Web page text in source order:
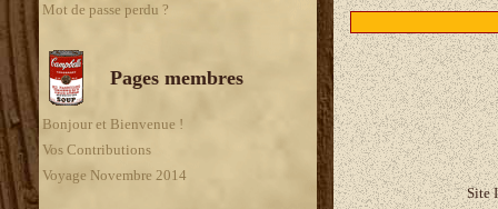
Mot de passe perdu ?
Pages membres
Bonjour et Bienvenue !
Vos Contributions
Voyage Novembre 2014
Site